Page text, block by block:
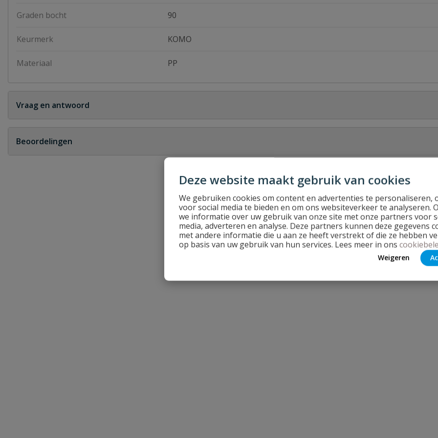
Deze website maakt gebruik van cookies
We gebruiken cookies om content en advertenties te personaliseren,
voor social media te bieden en om ons websiteverkeer te analyseren.
we informatie over uw gebruik van onze site met onze partners voor
media, adverteren en analyse. Deze partners kunnen deze gegevens
met andere informatie die u aan ze heeft verstrekt of die ze hebben
op basis van uw gebruik van hun services. Lees meer in ons
Weigeren
Graden bocht 90
Keurmerk KOMO
Materiaal PP
Vraag en antwoord
Geen vragen
Heb je zelf ook een vraag over dit product?
Beoordelingen
PP bocht 90° wit 2x manchet